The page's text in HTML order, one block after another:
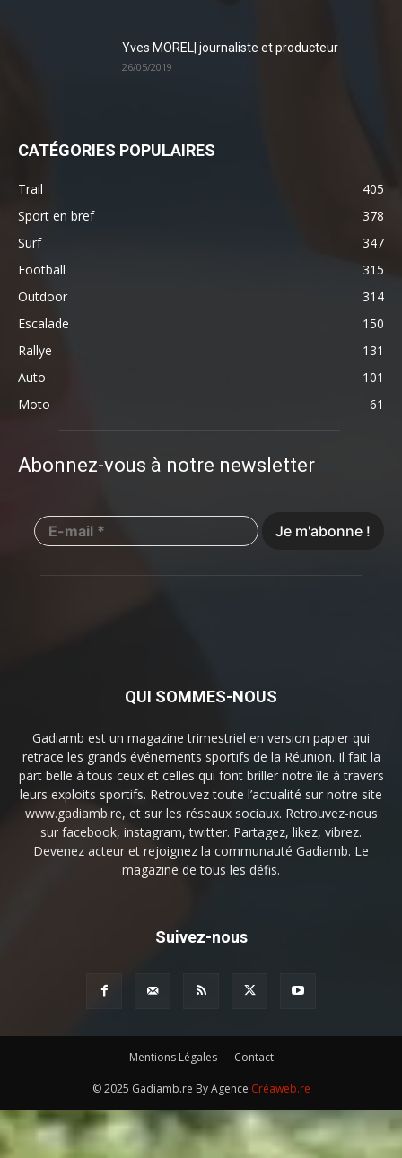
Yves MOREL| journaliste et producteur
26/05/2019
CATÉGORIES POPULAIRES
Trail
405
Sport en bref
378
Surf
347
Football
315
Outdoor
314
Escalade
150
Rallye
131
Auto
101
Moto
61
Abonnez-vous à notre newsletter
QUI SOMMES-NOUS
Gadiamb est un magazine trimestriel en version papier qui
retrace les grands événements sportifs de la Réunion. Il fait la
part belle à tous ceux et celles qui font briller notre île à travers
leurs exploits sportifs. Retrouvez toute l’actualité sur notre site
www.gadiamb.re, et sur les réseaux sociaux. Retrouvez-nous
sur facebook, instagram, twitter. Partagez, likez, vibrez.
Devenez acteur et rejoignez la communauté Gadiamb. Le
magazine de tous les défis.
Suivez-nous
Mentions Légales Contact
© 2025 Gadiamb.re By Agence Créaweb.re